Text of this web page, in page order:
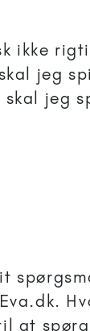
ikke
jeg
jeg
at